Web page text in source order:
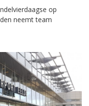
op
neemt team